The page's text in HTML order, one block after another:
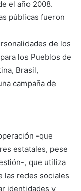
el año 2008.
públicas fueron
de los
los Pueblos de
Brasil,
campaña de
-que
estatales, pese
, que utiliza
las redes sociales
identidades y